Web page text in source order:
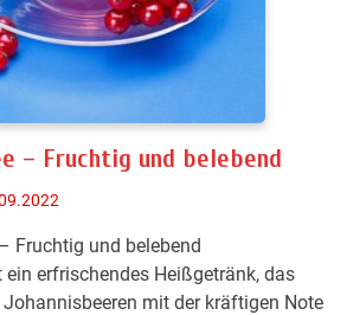
– Fruchtig und belebend
Fruchtig und belebend
erfrischendes Heißgetränk, das
mit der kräftigen Note